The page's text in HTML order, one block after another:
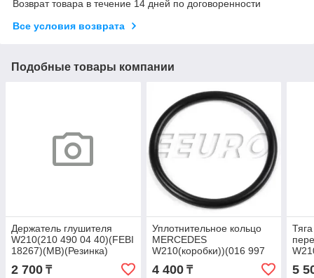
Возврат товара в течение 14 дней по договоренности
Все условия возврата
Подобные товары компании
Держатель глушителя
W210(210 490 04 40)(FEBI
18267)(MB)(Резинка)
2 700 ₸
Уплотнительное кольцо
MERCEDES
W210(коробки))(016 997
14 48)(MB)
4 400₸ 5